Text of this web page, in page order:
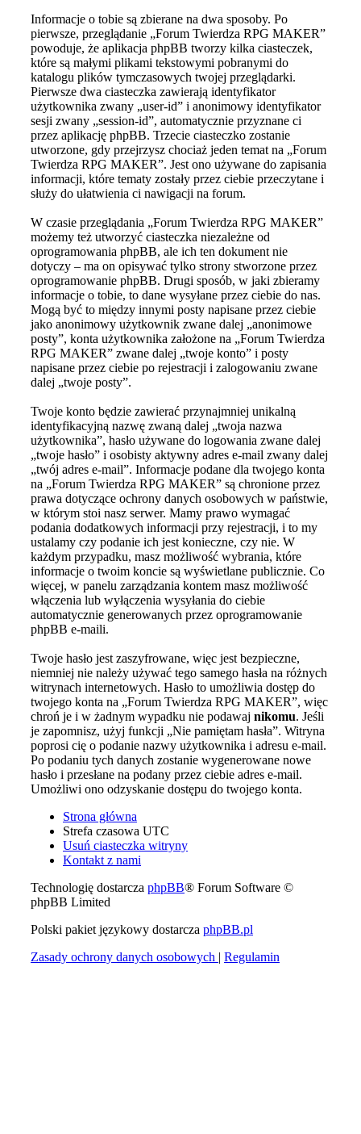
Informacje o tobie są zbierane na dwa sposoby. Po
pierwsze, przeglądanie „Forum Twierdza RPG MAKER”
powoduje, że aplikacja phpBB tworzy kilka ciasteczek,
które są małymi plikami tekstowymi pobranymi do
katalogu plików tymczasowych twojej przeglądarki.
Pierwsze dwa ciasteczka zawierają identyfikator
użytkownika zwany „user-id” i anonimowy identyfikator
sesji zwany „session-id”, automatycznie przyznane ci
przez aplikację phpBB. Trzecie ciasteczko zostanie
utworzone, gdy przejrzysz chociaż jeden temat na „Forum
Twierdza RPG MAKER”. Jest ono używane do zapisania
informacji, które tematy zostały przez ciebie przeczytane i
służy do ułatwienia ci nawigacji na forum.
W czasie przeglądania „Forum Twierdza RPG MAKER”
możemy też utworzyć ciasteczka niezależne od
oprogramowania phpBB, ale ich ten dokument nie
dotyczy – ma on opisywać tylko strony stworzone przez
oprogramowanie phpBB. Drugi sposób, w jaki zbieramy
informacje o tobie, to dane wysyłane przez ciebie do nas.
Mogą być to między innymi posty napisane przez ciebie
jako anonimowy użytkownik zwane dalej „anonimowe
posty”, konta użytkownika założone na „Forum Twierdza
RPG MAKER” zwane dalej „twoje konto” i posty
napisane przez ciebie po rejestracji i zalogowaniu zwane
dalej „twoje posty”.
Twoje konto będzie zawierać przynajmniej unikalną
identyfikacyjną nazwę zwaną dalej „twoja nazwa
użytkownika”, hasło używane do logowania zwane dalej
„twoje hasło” i osobisty aktywny adres e-mail zwany dalej
„twój adres e-mail”. Informacje podane dla twojego konta
na „Forum Twierdza RPG MAKER” są chronione przez
prawa dotyczące ochrony danych osobowych w państwie,
w którym stoi nasz serwer. Mamy prawo wymagać
podania dodatkowych informacji przy rejestracji, i to my
ustalamy czy podanie ich jest konieczne, czy nie. W
każdym przypadku, masz możliwość wybrania, które
informacje o twoim koncie są wyświetlane publicznie. Co
więcej, w panelu zarządzania kontem masz możliwość
włączenia lub wyłączenia wysyłania do ciebie
automatycznie generowanych przez oprogramowanie
phpBB e-maili.
Twoje hasło jest zaszyfrowane, więc jest bezpieczne,
niemniej nie należy używać tego samego hasła na różnych
witrynach internetowych. Hasło to umożliwia dostęp do
twojego konta na „Forum Twierdza RPG MAKER”, więc
chroń je i w żadnym wypadku nie podawaj nikomu. Jeśli
je zapomnisz, użyj funkcji „Nie pamiętam hasła”. Witryna
poprosi cię o podanie nazwy użytkownika i adresu e-mail.
Po podaniu tych danych zostanie wygenerowane nowe
hasło i przesłane na podany przez ciebie adres e-mail.
Umożliwi ono odzyskanie dostępu do twojego konta.
Strona główna
Strefa czasowa UTC
Usuń ciasteczka witryny
Kontakt z nami
Technologię dostarcza phpBB® Forum Software ©
phpBB Limited
Polski pakiet językowy dostarcza phpBB.pl
Zasady ochrony danych osobowych | Regulamin